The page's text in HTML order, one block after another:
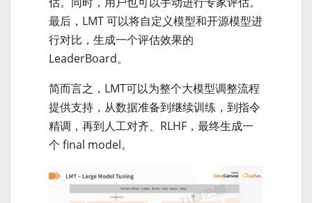
最后，LMT 可以将自定义模型和开源模型进
行对比，生成一个评估效果的
LeaderBoard。
简而言之，LMT可以为整个大模型调整流程
提供支持，从数据准备到继续训练，到指令
精调，再到人工对齐、RLHF，最终生成一
个 final model。